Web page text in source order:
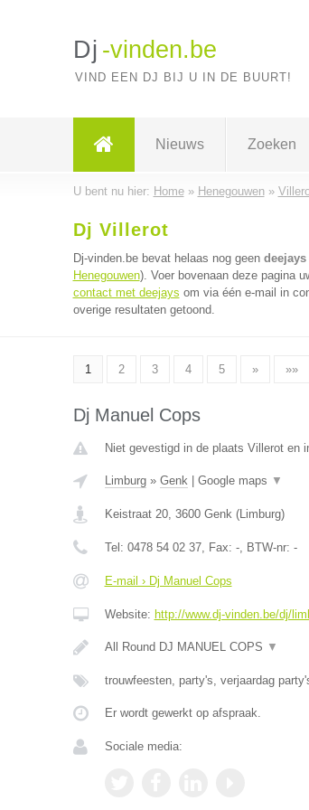
Dj -vinden.be
VIND EEN DJ BIJ U IN DE BUURT!
Nieuws Zoeken
U bent nu hier: Home» Henegouwen»
Dj Villerot
Dj-vinden.be bevat helaas nog geen
Henegouwen). Voer bovenaan deze pagina
contact met deejays om via één e-mail in
overige resultaten getoond.
1 2 3 4 5 » »»
Dj Manuel Cops
Niet gevestigd in de plaats Villerot en
Limburg» Genk| Google maps ▼
Keistraat 20, 3600 Genk(Limburg)
Tel: 0478 54 02 37, Fax: -, BTW-nr: -
E-mail › Dj Manuel Cops
Website: http://www.dj-vinden.be/dj/
All Round DJ MANUEL COPS ▼
trouwfeesten, party's, verjaardag
Er wordt gewerkt op afspraak.
Sociale media: